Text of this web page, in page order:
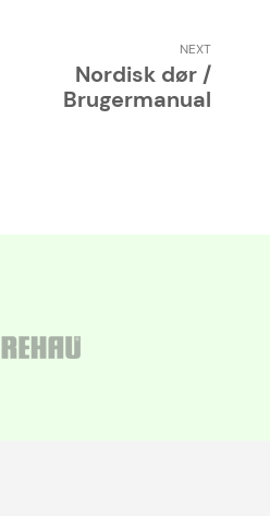
NEXT
Nordisk dør /
Brugermanual